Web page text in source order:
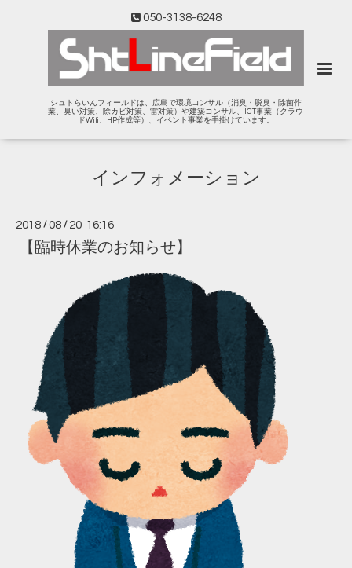
050-3138-6248
シュトらいんフィールドは、広島で環境コンサル（消臭・脱臭・除菌作
業、臭い対策、除カビ対策、雷対策）や建築コンサル、ICT事業（クラウ
ドWifi、HP作成等）、イベント事業を手掛けています。
インフォメーション
2018 /08 / 20 16:16
【臨時休業のお知らせ】